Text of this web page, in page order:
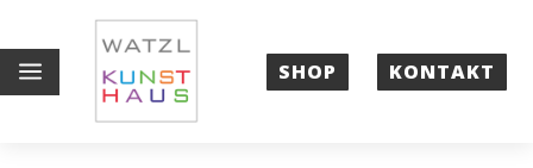
a SHOP KONTAKT